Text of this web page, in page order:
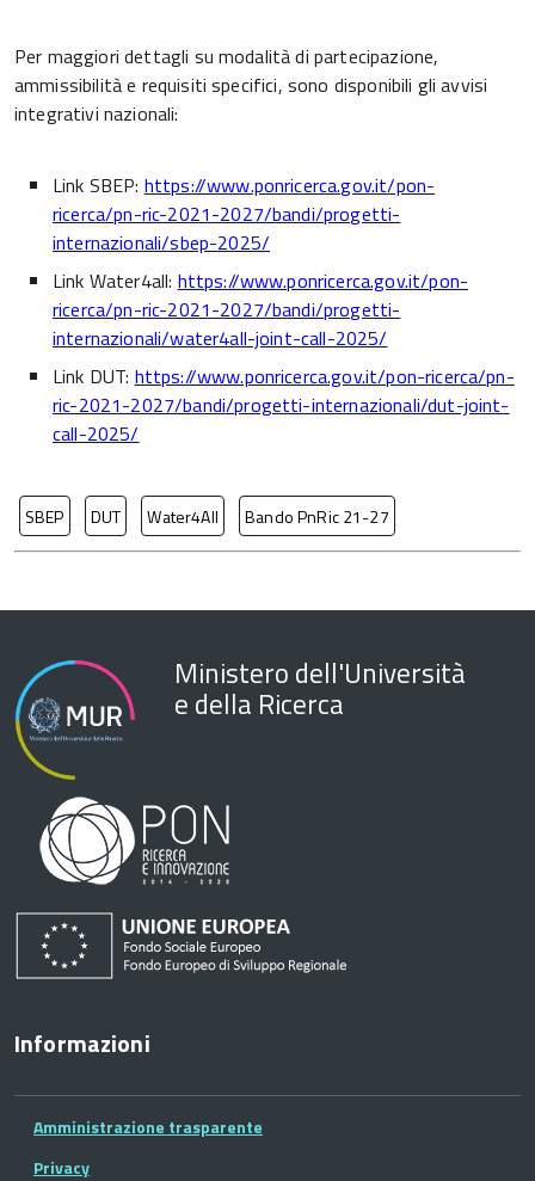
Per maggiori dettagli su modalità di partecipazione,
ammissibilità e requisiti specifici, sono disponibili gli avvisi
integrativi nazionali:
Link SBEP: https://www.ponricerca.gov.it/pon-
ricerca/pn-ric-2021-2027/bandi/progetti-
internazionali/sbep-2025/
Link Water4all: https://www.ponricerca.gov.it/pon-
ricerca/pn-ric-2021-2027/bandi/progetti-
internazionali/water4all-joint-call-2025/
Link DUT: https://www.ponricerca.gov.it/pon-ricerca/pn-
ric-2021-2027/bandi/progetti-internazionali/dut-joint-
call-2025/
SBEP DUT Water4All Bando PnRic 21-27
Ministero dell'Università
e della Ricerca
Informazioni
Amministrazione trasparente
Privacy